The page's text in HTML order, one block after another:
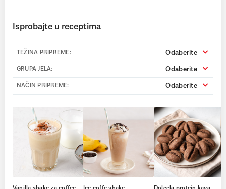
Isprobajte u receptima
TEŽINA PRIPREME: Odaberite
GRUPA JELA: Odaberite
NAČIN PRIPREME: Odaberite